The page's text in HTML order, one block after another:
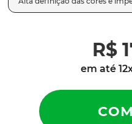
R$
em até 12